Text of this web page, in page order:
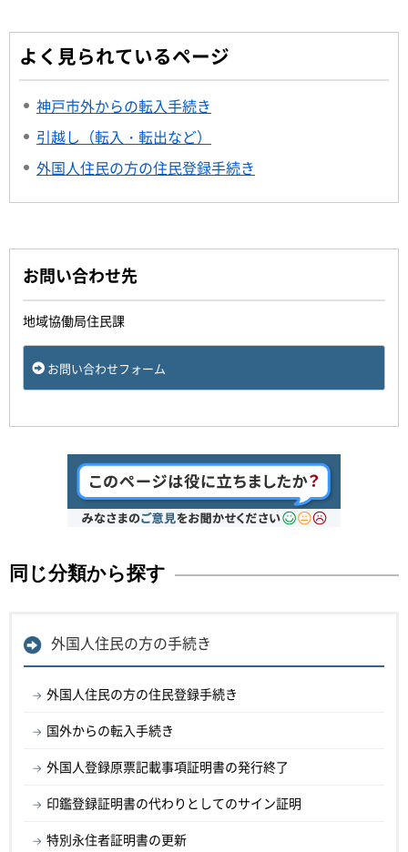
よく見られているページ
神戸市外からの転入手続き
引越し（転入・転出など）
外国人住民の方の住民登録手続き
お問い合わせ先
地域協働局住民課
お問い合わせフォーム
同じ分類から探す
外国人住民の方の手続き
外国人住民の方の住民登録手続き
国外からの転入手続き
外国人登録原票記載事項証明書の発行終了
印鑑登録証明書の代わりとしてのサイン証明
特別永住者証明書の更新